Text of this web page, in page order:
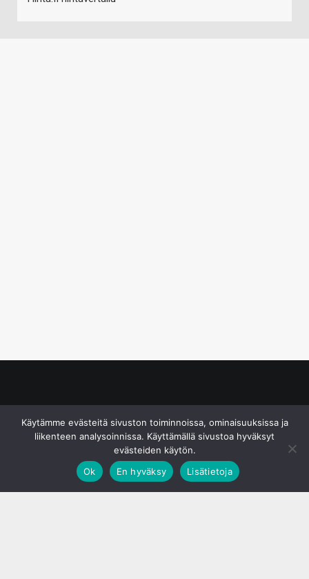
Käytämme evästeitä sivuston toiminnoissa, ominaisuuksissa ja
liikenteen analysoinnissa. Käyttämällä sivustoa hyväksyt
evästeiden käytön.
Ok
En hyväksy Lisätietoja